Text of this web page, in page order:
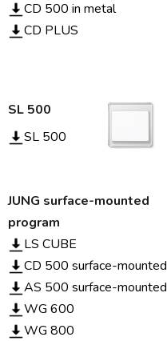
CD 500 in metal
CD PLUS
SL 500
SL 500
JUNG surface-mounted
program
LS CUBE
CD 500 surface-mounted
AS 500 surface-mounted
WG 600
WG 800